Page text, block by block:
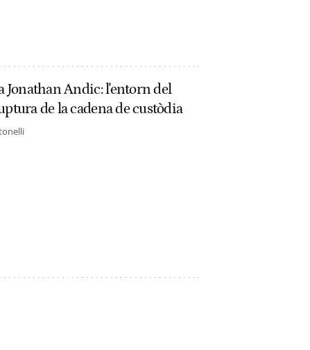
Jonathan Andic: l'entorn del
de la cadena de custòdia